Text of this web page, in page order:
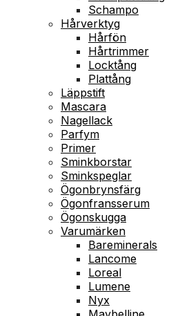
Schampo
Hårverktyg
Hårfön
Hårtrimmer
Locktång
Plattång
Läppstift
Mascara
Nagellack
Parfym
Primer
Sminkborstar
Sminkspeglar
Ögonbrynsfärg
Ögonfransserum
Ögonskugga
Varumärken
Bareminerals
Lancome
Loreal
Lumene
Nyx